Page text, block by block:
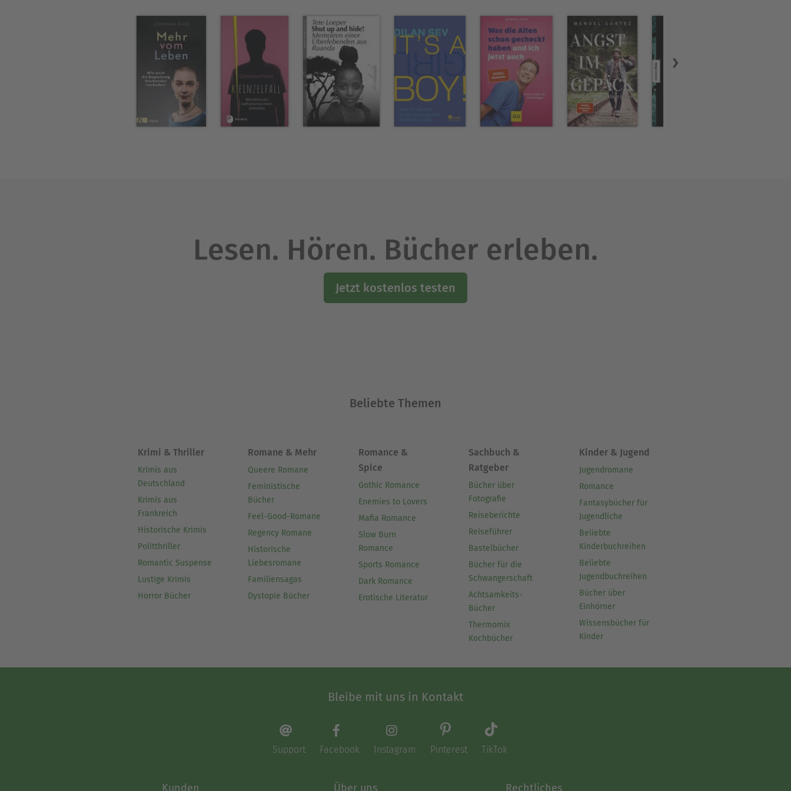
Lesen. Hören. Bücher erleben.
Jetzt kostenlos testen
Beliebte Themen
Krimi & Thriller
Krimis aus
Deutschland
Krimis aus
Frankreich
Historische Krimis
Politthriller
Romantic Suspense
Lustige Krimis
Horror Bücher
Romane & Mehr
Queere Romane
Feministische
Bücher
Feel-Good-Romane
Regency Romane
Historische
Liebesromane
Familiensagas
Dystopie Bücher
Romance &
Spice
Gothic Romance
Enemies to Lovers
Mafia Romance
Slow Burn
Romance
Sports Romance
Dark Romance
Erotische Literatur
Sachbuch &
Ratgeber
Bücher über
Fotografie
Reiseberichte
Reiseführer
Bastelbücher
Bücher für die
Schwangerschaft
Achtsamkeits-
Bücher
Thermomix
Kochbücher
Kinder & Jugend
Jugendromane
Romance
Fantasybücher für
Jugendliche
Beliebte
Kinderbuchreihen
Beliebte
Jugendbuchreihen
Bücher über
Einhörner
Wissensbücher für
Kinder
Bleibe mit uns in Kontakt
Support Facebook Instagram Pinterest TikTok
Kunden Über uns Rechtliches